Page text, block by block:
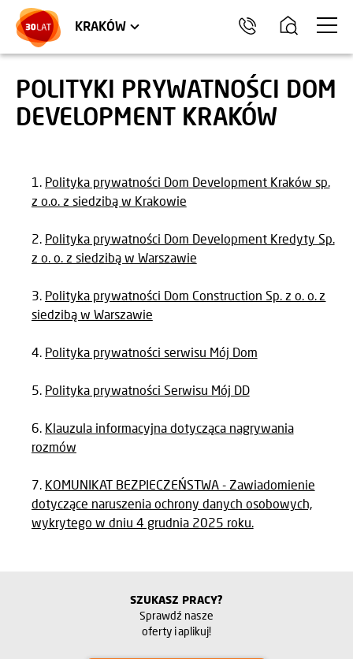
KRAKÓW
TRÓJMIASTO
LOKALE USŁUGOWE
POLITYKI PRYWATNOŚCI DOM
DEVELOPMENT KRAKÓW
Polityka prywatności Dom Development Kraków sp.
z o.o. z siedzibą w Krakowie
Polityka prywatności Dom Development Kredyty Sp.
z o. o. z siedzibą w Warszawie
Polityka prywatności Dom Construction Sp. z o. o. z
siedzibą w Warszawie
Polityka prywatności serwisu Mój Dom
Polityka prywatności Serwisu Mój DD
Klauzula informacyjna dotycząca nagrywania
rozmów
KOMUNIKAT BEZPIECZEŃSTWA - Zawiadomienie
dotyczące naruszenia ochrony danych osobowych,
wykrytego w dniu 4 grudnia 2025 roku.
SZUKASZ PRACY?
Sprawdź nasze
oferty i aplikuj!